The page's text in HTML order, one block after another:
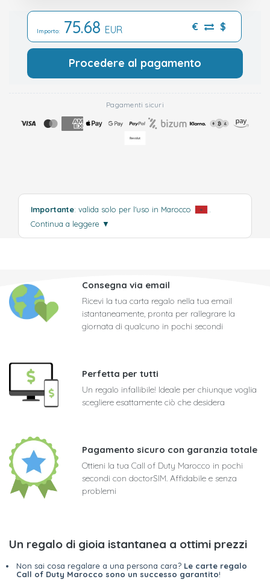
Importo: 75.68 EUR € $
Procedere al pagamento
Pagamenti sicuri
Importante: valida solo per l'uso in Marocco
Continua a leggere ▼
Consegna via email
Ricevi la tua carta regalo nella tua email
istantaneamente, pronta per rallegrare la
giornata di qualcuno in pochi secondi
Perfetta per tutti
Un regalo infallibile! Ideale per chiunque voglia
scegliere esattamente ciò che desidera
Pagamento sicuro con garanzia totale
Ottieni la tua Call of Duty Marocco in pochi
secondi con doctorSIM. Affidabile e senza
problemi
Un regalo di gioia istantanea a ottimi prezzi
Non sai cosa regalare a una persona cara? Le carte regalo
Call of Duty Marocco sono un successo garantito!